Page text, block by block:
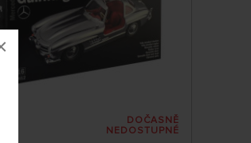
DOČASNĚ
NEDOSTUPNÉ